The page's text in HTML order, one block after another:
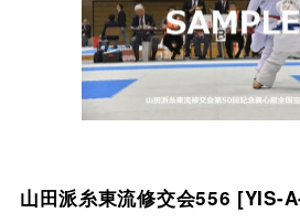
山田派糸東流修交会556 [YIS-